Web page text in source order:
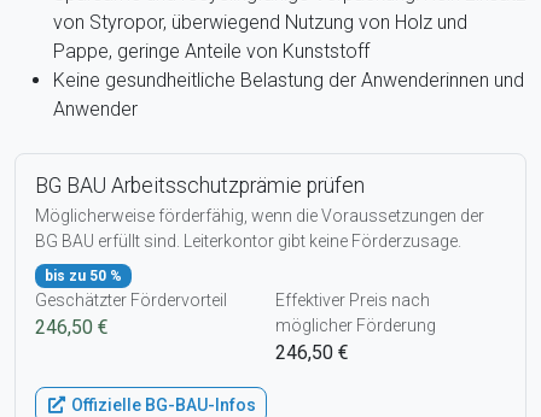
von Styropor, überwiegend Nutzung von Holz und
Pappe, geringe Anteile von Kunststoff
Keine gesundheitliche Belastung der Anwenderinnen und
Anwender
BG BAU Arbeitsschutzprämie prüfen
Möglicherweise förderfähig, wenn die Voraussetzungen der
BG BAU erfüllt sind. Leiterkontor gibt keine Förderzusage.
bis zu 50 %
Geschätzter Fördervorteil
246,50 €
Effektiver Preis nach
möglicher Förderung
246,50 €
Offizielle BG-BAU-Infos